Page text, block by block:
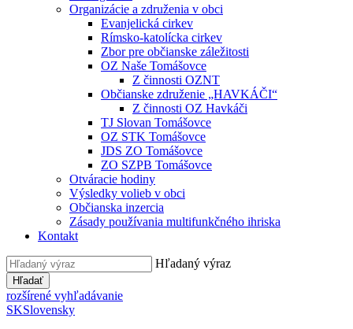
Organizácie a združenia v obci
Evanjelická cirkev
Rímsko-katolícka cirkev
Zbor pre občianske záležitosti
OZ Naše Tomášovce
Z činnosti OZNT
Občianske združenie „HAVKÁČI“
Z činnosti OZ Havkáči
TJ Slovan Tomášovce
OZ STK Tomášovce
JDS ZO Tomášovce
ZO SZPB Tomášovce
Otváracie hodiny
Výsledky volieb v obci
Občianska inzercia
Zásady používania multifunkčného ihriska
Kontakt
Hľadaný výraz
Hľadať
rozšírené vyhľadávanie
SKSlovensky